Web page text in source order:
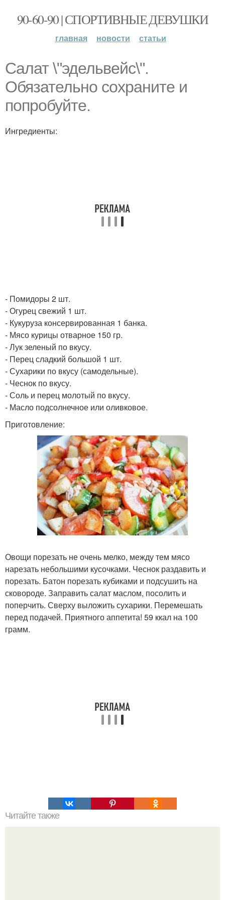
90-60-90 | СПОРТИВНЫЕ ДЕВУШКИ
главная новости статьи
Салат \"эдельвейс\".
Обязательно сохраните и
попробуйте.
Ингредиенты:
- Помидоры 2 шт.
- Огурец свежий 1 шт.
- Кукуруза консервированная 1 банка.
- Мясо курицы отварное 150 гр.
- Лук зеленый по вкусу.
- Перец сладкий большой 1 шт.
- Сухарики по вкусу (самодельные).
- Чеснок по вкусу.
- Соль и перец молотый по вкусу.
- Масло подсолнечное или оливковое.
Приготовление:
Овощи порезать не очень мелко, между тем мясо
нарезать небольшими кусочками. Чеснок раздавить и
порезать. Батон порезать кубиками и подсушить на
сковороде. Заправить салат маслом, посолить и
поперчить. Сверху выложить сухарики. Перемешать
перед подачей. Приятного аппетита! 59 ккал на 100
грамм.
Читайте также